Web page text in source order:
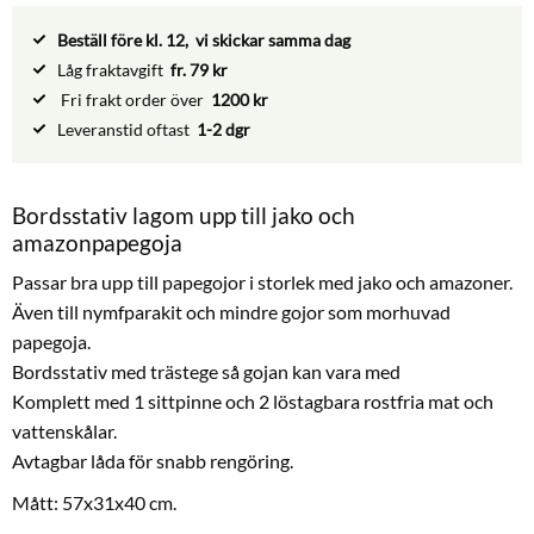
Beställ före kl. 12, vi skickar samma dag
Låg fraktavgift fr. 79 kr
Fri frakt order över 1200 kr
Leveranstid oftast 1-2 dgr
Bordsstativ lagom upp till jako och
amazonpapegoja
Passar bra upp till papegojor i storlek med jako och amazoner.
Även till nymfparakit och mindre gojor som morhuvad
papegoja.
Bordsstativ med trästege så gojan kan vara med
Komplett med 1 sittpinne och 2 löstagbara rostfria mat och
vattenskålar.
Avtagbar låda för snabb rengöring.
Mått: 57x31x40 cm.